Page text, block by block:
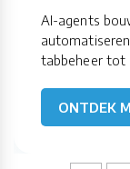
AI-agents
tabbeheer tot
ONTDEK